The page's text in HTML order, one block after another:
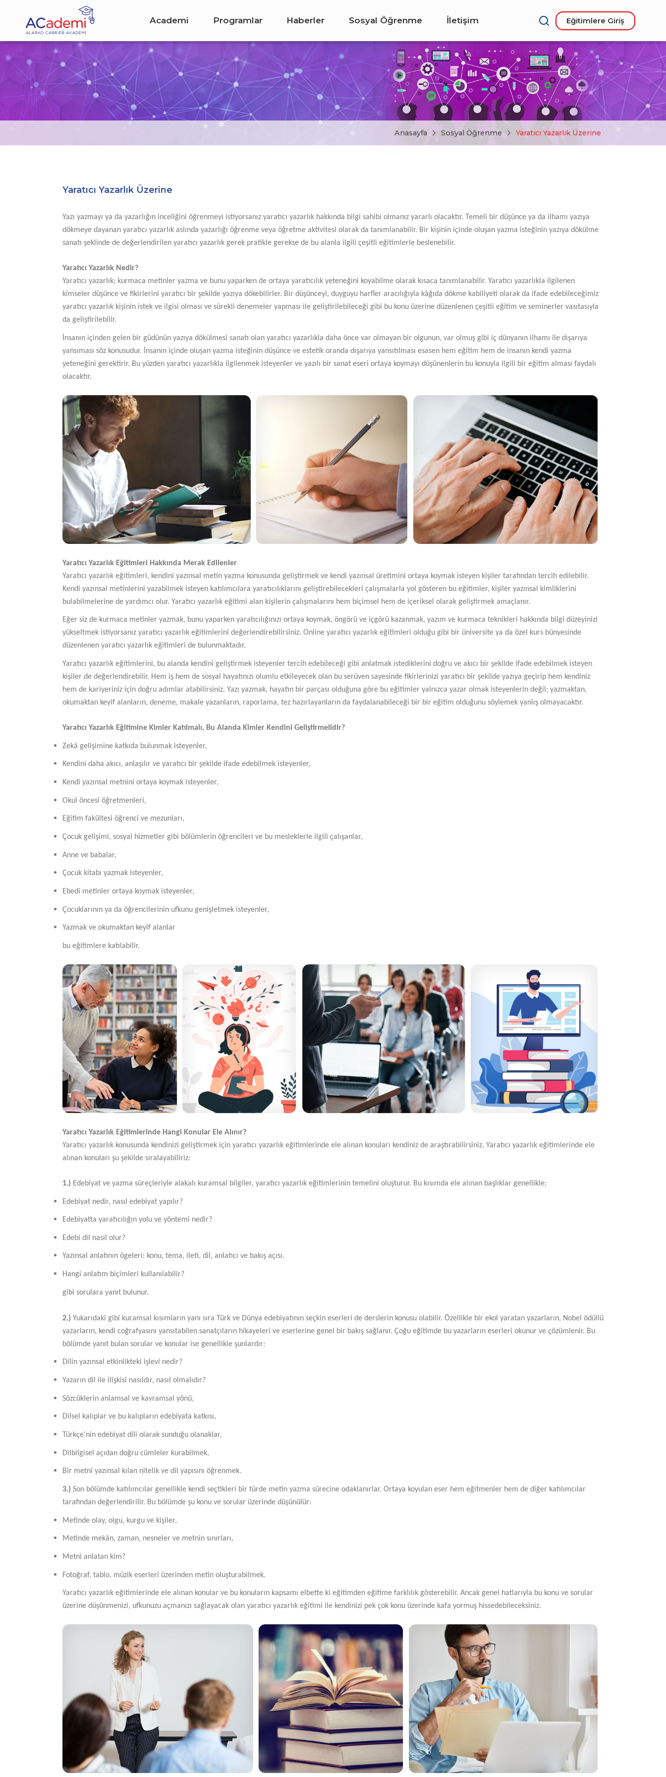
Academi Programlar Haberler Sosyal Öğrenme İletişim Eğitimlere Giriş
Anasayfa Sosyal Öğrenme Yaratıcı Yazarlık Üzerine
Yaratıcı Yazarlık Üzerine
Yazı yazmayı ya da yazarlığın inceliğini öğrenmeyi istiyorsanız yaratıcı yazarlık hakkında bilgi sahibi olmanız yararlı olacaktır. Temeli bir düşünce ya da ilhamı yazıya
dökmeye dayanan yaratıcı yazarlık aslında yazarlığı öğrenme veya öğretme aktivitesi olarak da tanımlanabilir. Bir kişinin içinde oluşan yazma isteğinin yazıya dökülme
sanatı şeklinde de değerlendirilen yaratıcı yazarlık gerek pratikle gerekse de bu alanla ilgili çeşitli eğitimlerle beslenebilir.
Yaratıcı Yazarlık Nedir?
Yaratıcı yazarlık; kurmaca metinler yazma ve bunu yaparken de ortaya yaratıcılık yeteneğini koyabilme olarak kısaca tanımlanabilir. Yaratıcı yazarlıkla ilgilenen
kimseler düşünce ve fikirlerini yaratıcı bir şekilde yazıya dökebilirler. Bir düşünceyi, duyguyu harfler aracılığıyla kâğıda dökme kabiliyeti olarak da ifade edebileceğimiz
yaratıcı yazarlık kişinin istek ve ilgisi olması ve sürekli denemeler yapması ile geliştirilebileceği gibi bu konu üzerine düzenlenen çeşitli eğitim ve seminerler vasıtasıyla
da geliştirilebilir.
İnsanın içinden gelen bir güdünün yazıya dökülmesi sanatı olan yaratıcı yazarlıkla daha önce var olmayan bir olgunun, var olmuş gibi iç dünyanın ilhamı ile dışarıya
yansıması söz konusudur. İnsanın içinde oluşan yazma isteğinin düşünce ve estetik oranda dışarıya yansıtılması esasen hem eğitim hem de insanın kendi yazma
yeteneğini gerektirir. Bu yüzden yaratıcı yazarlıkla ilgilenmek isteyenler ve yazılı bir sanat eseri ortaya koymayı düşünenlerin bu konuyla ilgili bir eğitim alması faydalı
olacaktır.
Yaratıcı Yazarlık Eğitimleri Hakkında Merak Edilenler
Yaratıcı yazarlık eğitimleri, kendini yazınsal metin yazma konusunda geliştirmek ve kendi yazınsal üretimini ortaya koymak isteyen kişiler tarafından tercih edilebilir.
Kendi yazınsal metinlerini yazabilmek isteyen katılımcılara yaratıcılıklarını geliştirebilecekleri çalışmalarla yol gösteren bu eğitimler, kişiler yazınsal kimliklerini
bulabilmelerine de yardımcı olur. Yaratıcı yazarlık eğitimi alan kişilerin çalışmalarını hem biçimsel hem de içeriksel olarak geliştirmek amaçlanır.
Eğer siz de kurmaca metinler yazmak, bunu yaparken yaratıcılığınızı ortaya koymak, öngörü ve içgörü kazanmak, yazım ve kurmaca teknikleri hakkında bilgi düzeyinizi
yükseltmek istiyorsanız yaratıcı yazarlık eğitimlerini değerlendirebilirsiniz. Online yaratıcı yazarlık eğitimleri olduğu gibi bir üniversite ya da özel kurs bünyesinde
düzenlenen yaratıcı yazarlık eğitimleri de bulunmaktadır.
Yaratıcı yazarlık eğitimlerini, bu alanda kendini geliştirmek isteyenler tercih edebileceği gibi anlatmak istediklerini doğru ve akıcı bir şekilde ifade edebilmek isteyen
kişiler de değerlendirebilir. Hem iş hem de sosyal hayatınızı olumlu etkileyecek olan bu serüven sayesinde fikirlerinizi yaratıcı bir şekilde yazıya geçirip hem kendiniz
hem de kariyeriniz için doğru adımlar atabilirsiniz. Yazı yazmak, hayatın bir parçası olduğuna göre bu eğitimler yalnızca yazar olmak isteyenlerin değil; yazmaktan,
okumaktan keyif alanların, deneme, makale yazanların, raporlama, tez hazırlayanların da faydalanabileceği bir bir eğitim olduğunu söylemek yanlış olmayacaktır.
Yaratıcı Yazarlık Eğitimine Kimler Katılmalı, Bu Alanda Kimler Kendini Geliştirmelidir?
Zekâ gelişimine katkıda bulunmak isteyenler,
Kendini daha akıcı, anlaşılır ve yaratıcı bir şekilde ifade edebilmek isteyenler,
Kendi yazınsal metnini ortaya koymak isteyenler,
Okul öncesi öğretmenleri,
Eğitim fakültesi öğrenci ve mezunları,
Çocuk gelişimi, sosyal hizmetler gibi bölümlerin öğrencileri ve bu mesleklerle ilgili çalışanlar,
Anne ve babalar,
Çocuk kitabı yazmak isteyenler,
Ebedi metinler ortaya koymak isteyenler,
Çocuklarının ya da öğrencilerinin ufkunu genişletmek isteyenler,
Yazmak ve okumaktan keyif alanlar
bu eğitimlere katılabilir.
Yaratıcı Yazarlık Eğitimlerinde Hangi Konular Ele Alınır?
Yaratıcı yazarlık konusunda kendinizi geliştirmek için yaratıcı yazarlık eğitimlerinde ele alınan konuları kendiniz de araştırabilirsiniz. Yaratıcı yazarlık eğitimlerinde ele
alınan konuları şu şekilde sıralayabiliriz:
1.) Edebiyat ve yazma süreçleriyle alakalı kuramsal bilgiler, yaratıcı yazarlık eğitimlerinin temelini oluşturur. Bu kısımda ele alınan başlıklar genellikle;
Edebiyat nedir, nasıl edebiyat yapılır?
Edebiyatta yaratıcılığın yolu ve yöntemi nedir?
Edebi dil nasıl olur?
Yazınsal anlatının ögeleri: konu, tema, ileti, dil, anlatıcı ve bakış açısı.
Hangi anlatım biçimleri kullanılabilir?
gibi sorulara yanıt bulunur.
2.) Yukarıdaki gibi kuramsal kısımların yanı sıra Türk ve Dünya edebiyatının seçkin eserleri de derslerin konusu olabilir. Özellikle bir ekol yaratan yazarların, Nobel ödüllü
yazarların, kendi coğrafyasını yansıtabilen sanatçıların hikayeleri ve eserlerine genel bir bakış sağlanır. Çoğu eğitimde bu yazarların eserleri okunur ve çözümlenir. Bu
bölümde yanıt bulan sorular ve konular ise genellikle şunlardır:
Dilin yazınsal etkinlikteki işlevi nedir?
Yazarın dil ile ilişkisi nasıldır, nasıl olmalıdır?
Sözcüklerin anlamsal ve kavramsal yönü,
Dilsel kalıplar ve bu kalıpların edebiyata katkısı,
Türkçe’nin edebiyat dili olarak sunduğu olanaklar,
Dilbilgisel açıdan doğru cümleler kurabilmek,
Bir metni yazınsal kılan nitelik ve dil yapısını öğrenmek.
3.) Son bölümde katılımcılar genellikle kendi seçtikleri bir türde metin yazma sürecine odaklanırlar. Ortaya koyulan eser hem eğitmenler hem de diğer katılımcılar
tarafından değerlendirilir. Bu bölümde şu konu ve sorular üzerinde düşünülür:
Metinde olay, olgu, kurgu ve kişiler,
Metinde mekân, zaman, nesneler ve metnin sınırları,
Metni anlatan kim?
Fotoğraf, tablo, müzik eserleri üzerinden metin oluşturabilmek.
Yaratıcı yazarlık eğitimlerinde ele alınan konular ve bu konuların kapsamı elbette ki eğitimden eğitime farklılık gösterebilir. Ancak genel hatlarıyla bu konu ve sorular
üzerine düşünmenizi, ufkunuzu açmanızı sağlayacak olan yaratıcı yazarlık eğitimi ile kendinizi pek çok konu üzerinde kafa yormuş hissedebileceksiniz.